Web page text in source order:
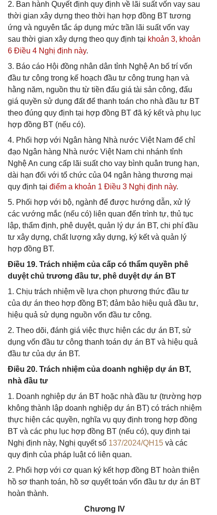
2. Ban hành Quyết định quy định về lãi suất vốn vay sau
thời gian xây dựng theo thời hạn hợp đồng BT tương
ứng và nguyên tắc áp dụng mức trần lãi suất vốn vay
sau thời gian xây dựng theo quy định tại khoản 3, khoản
6 Điều 4 Nghị định này.
3. Báo cáo Hội đồng nhân dân tỉnh Nghệ An bố trí vốn
đầu tư công trong kế hoạch đầu tư công trung hạn và
hằng năm, nguồn thu từ tiền đấu giá tài sản công, đấu
giá quyền sử dụng đất để thanh toán cho nhà đầu tư BT
theo đúng quy định tại hợp đồng BT đã ký kết và phụ lục
hợp đồng BT (nếu có).
4. Phối hợp với Ngân hàng Nhà nước Việt Nam để chỉ
đạo Ngân hàng Nhà nước Việt Nam chi nhánh tỉnh
Nghệ An cung cấp lãi suất cho vay bình quân trung hạn,
dài hạn đối với tổ chức của 04 ngân hàng thương mại
quy định tại điểm a khoản 1 Điều 3 Nghị định này.
5. Phối hợp với bộ, ngành để được hướng dẫn, xử lý
các vướng mắc (nếu có) liên quan đến trình tự, thủ tục
lập, thẩm định, phê duyệt, quản lý dự án BT, chi phí đầu
tư xây dựng, chất lượng xây dựng, ký kết và quản lý
hợp đồng BT.
Điều 19. Trách nhiệm của cấp có thẩm quyền phê
duyệt chủ trương đầu tư, phê duyệt dự án BT
1. Chịu trách nhiệm về lựa chọn phương thức đầu tư
của dự án theo hợp đồng BT; đảm bảo hiệu quả đầu tư,
hiệu quả sử dụng nguồn vốn đầu tư công.
2. Theo dõi, đánh giá việc thực hiện các dự án BT, sử
dụng vốn đầu tư công thanh toán dự án BT và hiệu quả
đầu tư của dự án BT.
Điều 20. Trách nhiệm của doanh nghiệp dự án BT,
nhà đầu tư
1. Doanh nghiệp dự án BT hoặc nhà đầu tư (trường hợp
không thành lập doanh nghiệp dự án BT) có trách nhiệm
thực hiện các quyền, nghĩa vụ quy định trong hợp đồng
BT và các phụ lục hợp đồng BT (nếu có), quy định tại
Nghị định này, Nghị quyết số 137/2024/QH15 và các
quy định của pháp luật có liên quan.
2. Phối hợp với cơ quan ký kết hợp đồng BT hoàn thiện
hồ sơ thanh toán, hồ sơ quyết toán vốn đầu tư dự án BT
hoàn thành.
Chương IV